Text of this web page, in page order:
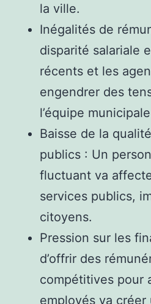
la ville.
Inégalités de
disparité salariale
récents et les
engendrer des
l’équipe
Baisse de la
publics : Un
fluctuant va
services publics,
citoyens.
Pression sur les
d’offrir des
compétitives pour
employés va créer